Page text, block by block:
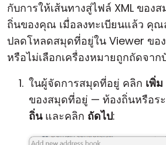
กับการให้เส้นทางสู่ไฟล์ XML ของ
ถิ่นของคุณ เมื่อลงทะเบียนแล้ว คุ
ปลดโหลดสมุดที่อยู่ใน Viewer ขอ
หรือไม่เลือกเครื่องหมายถูกถัดจาก
ในผู้จัดการสมุดที่อยู่ คลิก เพิ่ม
ของสมุดที่อยู่ — ท้องถิ่นหรือระ
ถิ่นและคลิก ถัดไป: